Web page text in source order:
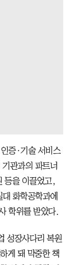
증·기술 서비스
관과의 파트너
등을 이끌었고,
화학공학과에
학위를 받았다.
성장사다리 복원
게 돼 막중한 책